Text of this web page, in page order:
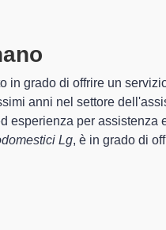
specializzati
cliente esperienza
Lg a Sergnano,
fornire interventi di